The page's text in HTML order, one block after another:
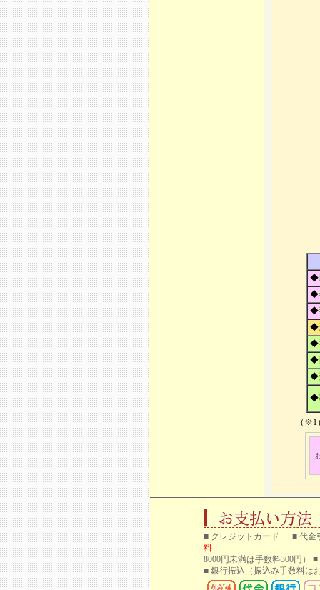
◆
◆
◆
◆
◆
◆
◆
◆
（
■ クレジットカード ■ 代金
料
8000円未満は手数料300円）
■ 銀行振込 （振込み手数料は